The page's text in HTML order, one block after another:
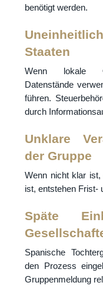
benötigt werden.
Staaten
Wenn lokale
Datenstände
führen.
durch
Unklare
der Gruppe
Wenn nicht klar
ist, entstehen Frist-
Späte
Spanische
den Prozess
Gruppenmeldung